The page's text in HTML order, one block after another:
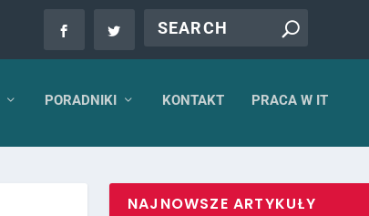
PORADNIKI KONTAKT PRACA W IT
NAJNOWSZE ARTYKUŁY